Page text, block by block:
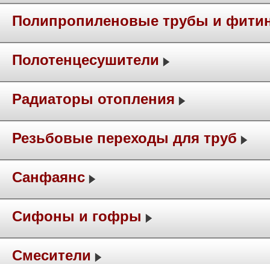
Полипропиленовые трубы и
Полотенцесушители
Радиаторы отопления
Резьбовые переходы для труб
Санфаянс
Сифоны и гофры
Смесители